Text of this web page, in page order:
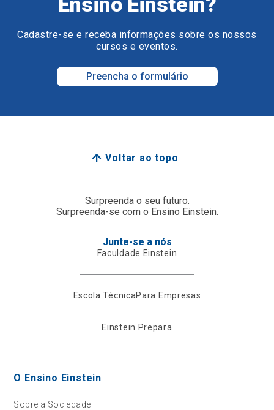
Cadastre-se e receba informações sobre os nossos
cursos e eventos.
Preencha o formulário
Voltar ao topo
Surpreenda o seu futuro.
Surpreenda-se com o Ensino Einstein.
Junte-se a nós
Faculdade Einstein
Escola TécnicaPara Empresas
Einstein Prepara
O Ensino Einstein
Sobre a Sociedade